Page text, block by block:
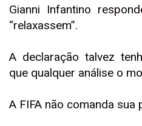
Gianni Infantino
“relaxassem”.
A declaração talvez
que qualquer análise o
A FIFA não comanda